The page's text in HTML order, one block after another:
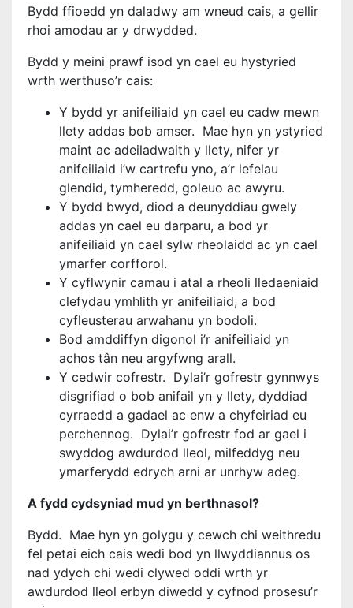
Bydd ffioedd yn daladwy am wneud cais, a gellir
rhoi amodau ar y drwydded.
Bydd y meini prawf isod yn cael eu hystyried
wrth werthuso’r cais:
Y bydd yr anifeiliaid yn cael eu cadw mewn
llety addas bob amser. Mae hyn yn ystyried
maint ac adeiladwaith y llety, nifer yr
anifeiliaid i’w cartrefu yno, a’r lefelau
glendid, tymheredd, goleuo ac awyru.
Y bydd bwyd, diod a deunyddiau gwely
addas yn cael eu darparu, a bod yr
anifeiliaid yn cael sylw rheolaidd ac yn cael
ymarfer corfforol.
Y cyflwynir camau i atal a rheoli lledaeniaid
clefydau ymhlith yr anifeiliaid, a bod
cyfleusterau arwahanu yn bodoli.
Bod amddiffyn digonol i’r anifeiliaid yn
achos tân neu argyfwng arall.
Y cedwir cofrestr. Dylai’r gofrestr gynnwys
disgrifiad o bob anifail yn y llety, dyddiad
cyrraedd a gadael ac enw a chyfeiriad eu
perchennog. Dylai’r gofrestr fod ar gael i
swyddog awdurdod lleol, milfeddyg neu
ymarferydd edrych arni ar unrhyw adeg.
A fydd cydsyniad mud yn berthnasol?
Bydd. Mae hyn yn golygu y cewch chi weithredu
fel petai eich cais wedi bod yn llwyddiannus os
nad ydych chi wedi clywed oddi wrth yr
awdurdod lleol erbyn diwedd y cyfnod prosesu’r